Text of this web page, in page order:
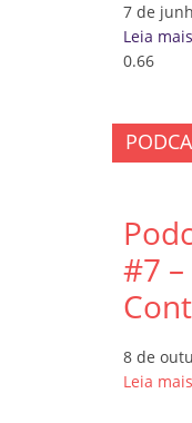
7 de
Leia
#7
8 de
Leia